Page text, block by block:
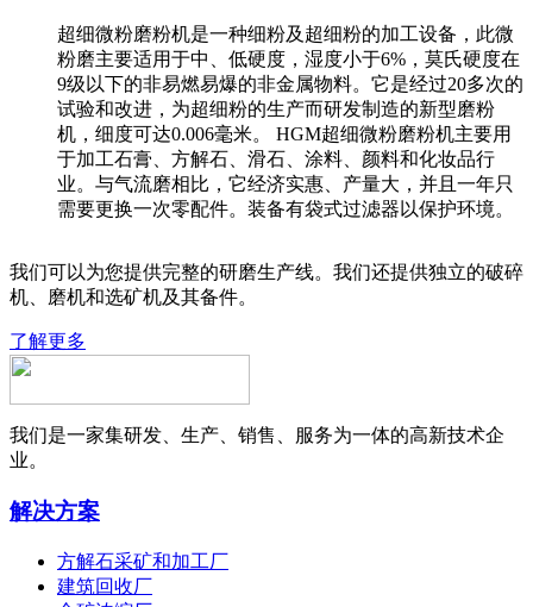
超细微粉磨粉机是一种细粉及超细粉的加工设备，此微
粉磨主要适用于中、低硬度，湿度小于6%，莫氏硬度在
9级以下的非易燃易爆的非金属物料。它是经过20多次的
试验和改进，为超细粉的生产而研发制造的新型磨粉
机，细度可达0.006毫米。 HGM超细微粉磨粉机主要用
于加工石膏、方解石、滑石、涂料、颜料和化妆品行
业。与气流磨相比，它经济实惠、产量大，并且一年只
需要更换一次零配件。装备有袋式过滤器以保护环境。
我们可以为您提供完整的研磨生产线。我们还提供独立的破碎
机、磨机和选矿机及其备件。
了解更多
我们是一家集研发、生产、销售、服务为一体的高新技术企
业。
解决方案
方解石采矿和加工厂
建筑回收厂